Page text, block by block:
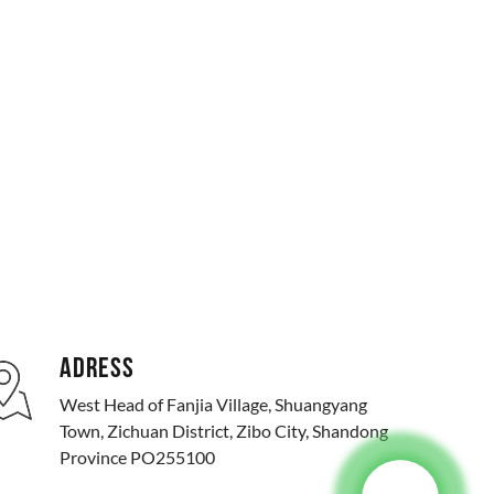
ADRESS
West Head of Fanjia Village, Shuangyang
Town, Zichuan District, Zibo City, Shandong
Province PO255100